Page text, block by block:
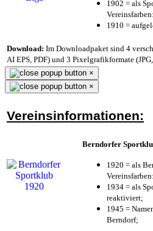
1902 = als
1910 =
Download: Im Downloadpaket sind 4
AI EPS, PDF) und 3 Pixelgrafikformate
×
×
Vereinsinformationen:
Berndorfer
1920 = als
1934 = als
reaktiviert;
1945 =
Berndorf;